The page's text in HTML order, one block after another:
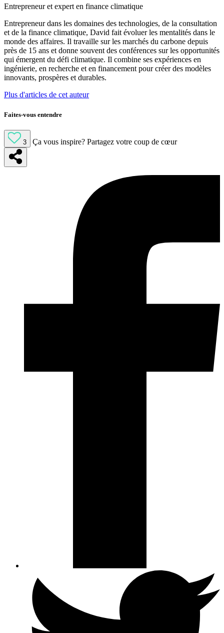
Entrepreneur et expert en finance climatique
Entrepreneur dans les domaines des technologies, de la consultation
et de la finance climatique, David fait évoluer les mentalités dans le
monde des affaires. Il travaille sur les marchés du carbone depuis
près de 15 ans et donne souvent des conférences sur les opportunités
qui émergent du défi climatique. Il combine ses expériences en
ingénierie, en recherche et en financement pour créer des modèles
innovants, prospères et durables.
Plus d'articles de cet auteur
Faites-vous entendre
3 Ça vous inspire? Partagez votre coup de cœur